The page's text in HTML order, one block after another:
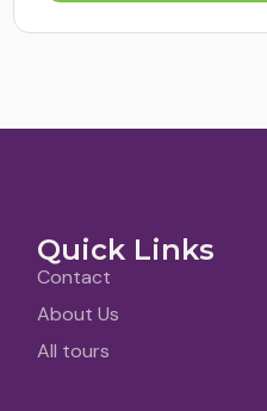
Quick Links
Contact
About Us
All tours